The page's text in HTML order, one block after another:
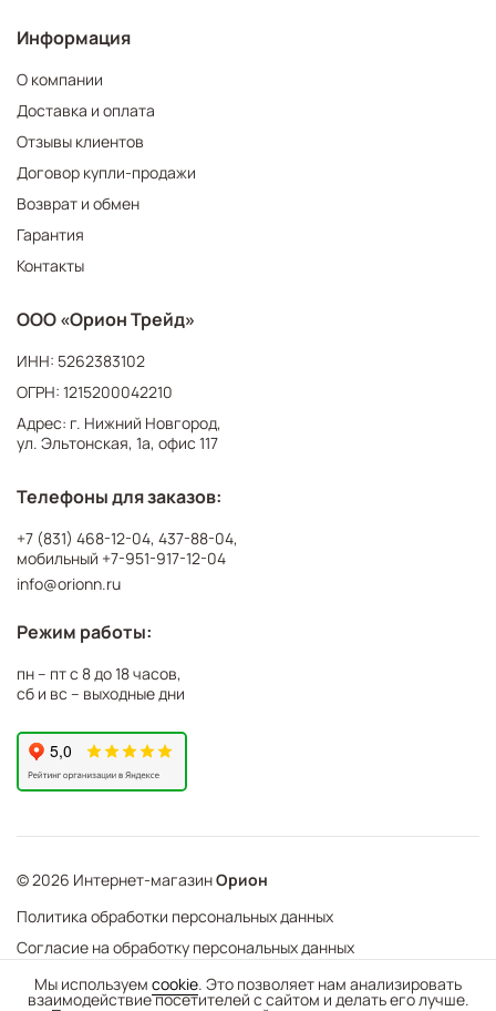
Мы используем cookie. Это позволяет нам анализировать
взаимодействие посетителей с сайтом и делать его лучше.
Информация
О компании
Доставка и оплата
Отзывы клиентов
Договор купли-продажи
Возврат и обмен
Гарантия
Контакты
ООО «Орион Трейд»
ИНН: 5262383102
ОГРН: 1215200042210
Адрес: г. Нижний Новгород,
ул. Эльтонская, 1а, офис 117
Телефоны для заказов:
+7 (831) 468-12-04, 437-88-04,
мобильный +7-951-917-12-04
info@orionn.ru
Режим работы:
пн – пт с 8 до 18 часов,
сб и вс – выходные дни
© 2026 Интернет-магазинОрион
Политика обработки персональных данных
Согласие на обработку персональных данных
Web Механика